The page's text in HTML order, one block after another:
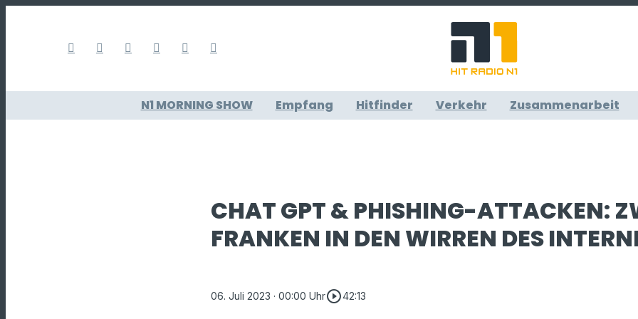
N1 MORNING SHOW Empfang Hitfinder Verkehr Zusammenarbeit
CHAT GPT & PHISHING-ATTACKEN:
FRANKEN IN DEN WIRREN DES
06. Juli 2023 · 00:00 Uhrplay_circle_outline42:13